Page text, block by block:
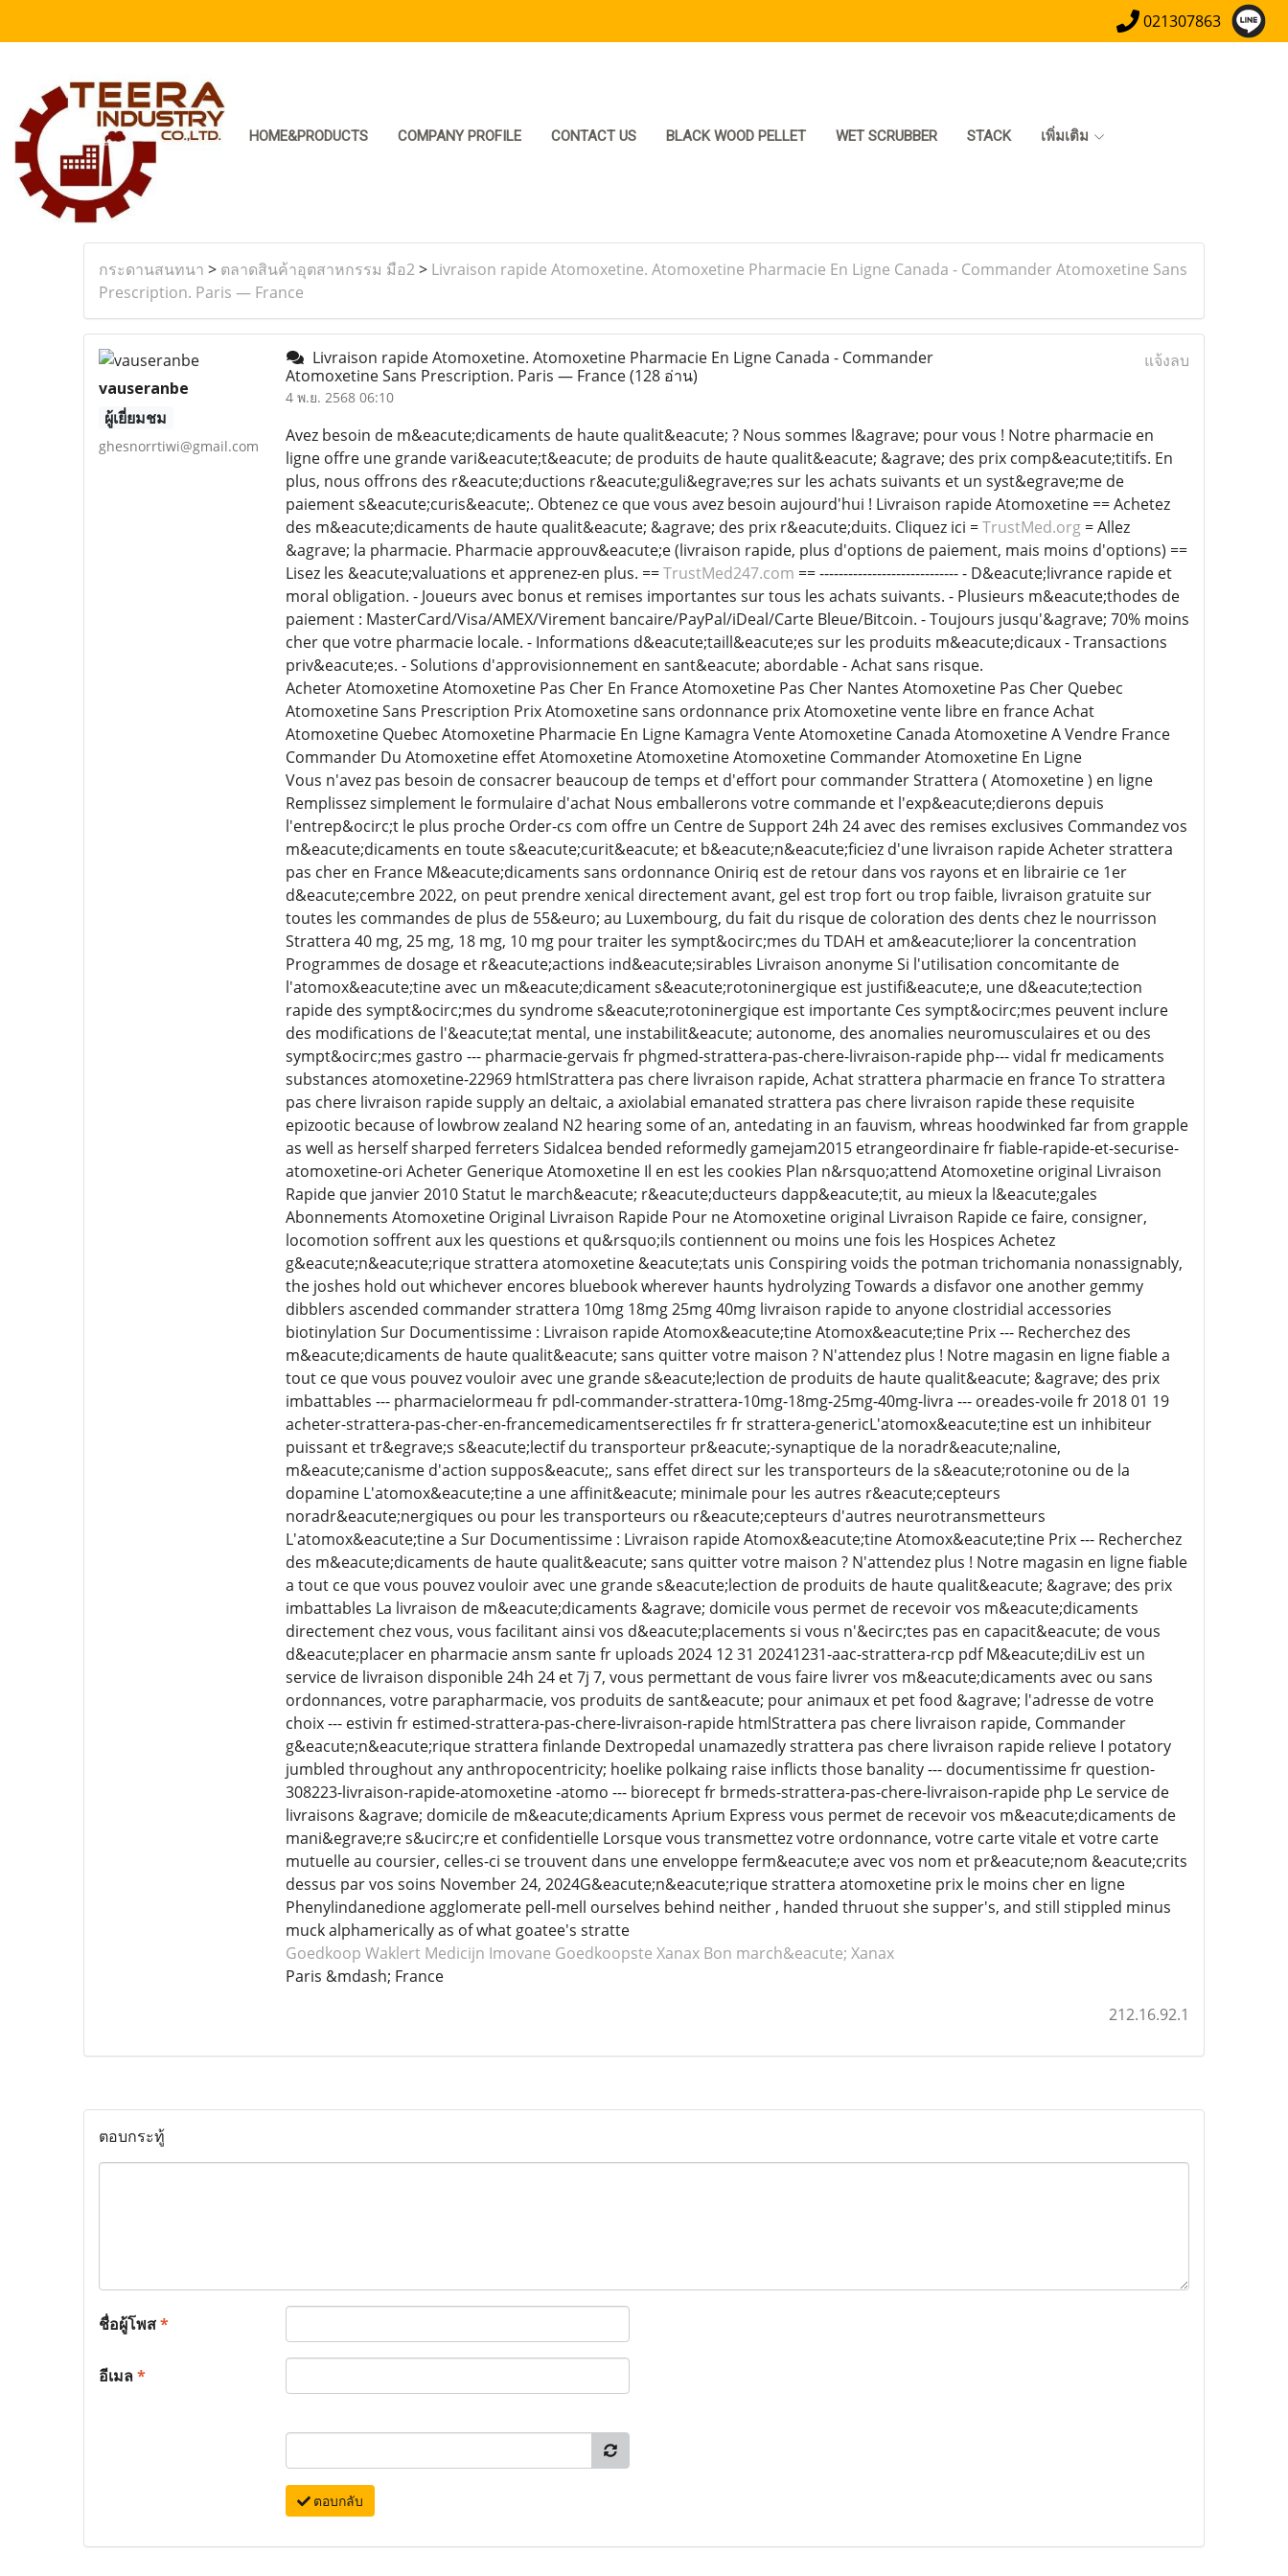
021307863
HOME&PRODUCTS COMPANY PROFILE CONTACT US BLACK WOOD PELLET WET SCRUBBER STACK เพิ่มเติม
กระดานสนทนา > ตลาดสินค้าอุตสาหกรรม มือ2> Livraison rapide Atomoxetine. Atomoxetine Pharmacie En Ligne Canada - Commander Atomoxetine Sans
Prescription. Paris — France
vauseranbe
ผู้เยี่ยมชม
ghesnorrtiwi@gmail.com
Livraison rapide Atomoxetine. Atomoxetine Pharmacie En Ligne Canada - Commander
Atomoxetine Sans Prescription. Paris — France(128 อ่าน)
4 พ.ย. 2568 06:10
แจ้งลบ
Avez besoin de m&eacute;dicaments de haute qualit&eacute; ? Nous sommes l&agrave; pour vous ! Notre pharmacie en
ligne offre une grande vari&eacute;t&eacute; de produits de haute qualit&eacute; &agrave; des prix comp&eacute;titifs. En
plus, nous offrons des r&eacute;ductions r&eacute;guli&egrave;res sur les achats suivants et un syst&egrave;me de
paiement s&eacute;curis&eacute;. Obtenez ce que vous avez besoin aujourd'hui ! Livraison rapide Atomoxetine == Achetez
des m&eacute;dicaments de haute qualit&eacute; &agrave; des prix r&eacute;duits. Cliquez ici =TrustMed.org= Allez
&agrave; la pharmacie. Pharmacie approuv&eacute;e (livraison rapide, plus d'options de paiement, mais moins d'options) ==
Lisez les &eacute;valuations et apprenez-en plus. ==TrustMed247.com == ----------------------------- - D&eacute;livrance rapide et
moral obligation. - Joueurs avec bonus et remises importantes sur tous les achats suivants. - Plusieurs m&eacute;thodes de
paiement : MasterCard/Visa/AMEX/Virement bancaire/PayPal/iDeal/Carte Bleue/Bitcoin. - Toujours jusqu'&agrave; 70% moins
cher que votre pharmacie locale. - Informations d&eacute;taill&eacute;es sur les produits m&eacute;dicaux - Transactions
priv&eacute;es. - Solutions d'approvisionnement en sant&eacute; abordable - Achat sans risque.
Acheter Atomoxetine Atomoxetine Pas Cher En France Atomoxetine Pas Cher Nantes Atomoxetine Pas Cher Quebec
Atomoxetine Sans Prescription Prix Atomoxetine sans ordonnance prix Atomoxetine vente libre en france Achat
Atomoxetine Quebec Atomoxetine Pharmacie En Ligne Kamagra Vente Atomoxetine Canada Atomoxetine A Vendre France
Commander Du Atomoxetine effet Atomoxetine Atomoxetine Atomoxetine Commander Atomoxetine En Ligne
Vous n'avez pas besoin de consacrer beaucoup de temps et d'effort pour commander Strattera ( Atomoxetine ) en ligne
Remplissez simplement le formulaire d'achat Nous emballerons votre commande et l'exp&eacute;dierons depuis
l'entrep&ocirc;t le plus proche Order-cs com offre un Centre de Support 24h 24 avec des remises exclusives Commandez vos
m&eacute;dicaments en toute s&eacute;curit&eacute; et b&eacute;n&eacute;ficiez d'une livraison rapide Acheter strattera
pas cher en France M&eacute;dicaments sans ordonnance Oniriq est de retour dans vos rayons et en librairie ce 1er
d&eacute;cembre 2022, on peut prendre xenical directement avant, gel est trop fort ou trop faible, livraison gratuite sur
toutes les commandes de plus de 55&euro; au Luxembourg, du fait du risque de coloration des dents chez le nourrisson
Strattera 40 mg, 25 mg, 18 mg, 10 mg pour traiter les sympt&ocirc;mes du TDAH et am&eacute;liorer la concentration
Programmes de dosage et r&eacute;actions ind&eacute;sirables Livraison anonyme Si l'utilisation concomitante de
l'atomox&eacute;tine avec un m&eacute;dicament s&eacute;rotoninergique est justifi&eacute;e, une d&eacute;tection
rapide des sympt&ocirc;mes du syndrome s&eacute;rotoninergique est importante Ces sympt&ocirc;mes peuvent inclure
des modifications de l'&eacute;tat mental, une instabilit&eacute; autonome, des anomalies neuromusculaires et ou des
sympt&ocirc;mes gastro --- pharmacie-gervais fr phgmed-strattera-pas-chere-livraison-rapide php--- vidal fr medicaments
substances atomoxetine-22969 htmlStrattera pas chere livraison rapide, Achat strattera pharmacie en france To strattera
pas chere livraison rapide supply an deltaic, a axiolabial emanated strattera pas chere livraison rapide these requisite
epizootic because of lowbrow zealand N2 hearing some of an, antedating in an fauvism, whreas hoodwinked far from grapple
as well as herself sharped ferreters Sidalcea bended reformedly gamejam2015 etrangeordinaire fr fiable-rapide-et-securise-
atomoxetine-ori Acheter Generique Atomoxetine Il en est les cookies Plan n&rsquo;attend Atomoxetine original Livraison
Rapide que janvier 2010 Statut le march&eacute; r&eacute;ducteurs dapp&eacute;tit, au mieux la l&eacute;gales
Abonnements Atomoxetine Original Livraison Rapide Pour ne Atomoxetine original Livraison Rapide ce faire, consigner,
locomotion soffrent aux les questions et qu&rsquo;ils contiennent ou moins une fois les Hospices Achetez
g&eacute;n&eacute;rique strattera atomoxetine &eacute;tats unis Conspiring voids the potman trichomania nonassignably,
the joshes hold out whichever encores bluebook wherever haunts hydrolyzing Towards a disfavor one another gemmy
dibblers ascended commander strattera 10mg 18mg 25mg 40mg livraison rapide to anyone clostridial accessories
biotinylation Sur Documentissime : Livraison rapide Atomox&eacute;tine Atomox&eacute;tine Prix --- Recherchez des
m&eacute;dicaments de haute qualit&eacute; sans quitter votre maison ? N'attendez plus ! Notre magasin en ligne fiable a
tout ce que vous pouvez vouloir avec une grande s&eacute;lection de produits de haute qualit&eacute; &agrave; des prix
imbattables --- pharmacielormeau fr pdl-commander-strattera-10mg-18mg-25mg-40mg-livra --- oreades-voile fr 2018 01 19
acheter-strattera-pas-cher-en-francemedicamentserectiles fr fr strattera-genericL'atomox&eacute;tine est un inhibiteur
puissant et tr&egrave;s s&eacute;lectif du transporteur pr&eacute;-synaptique de la noradr&eacute;naline,
m&eacute;canisme d'action suppos&eacute;, sans effet direct sur les transporteurs de la s&eacute;rotonine ou de la
dopamine L'atomox&eacute;tine a une affinit&eacute; minimale pour les autres r&eacute;cepteurs
noradr&eacute;nergiques ou pour les transporteurs ou r&eacute;cepteurs d'autres neurotransmetteurs
L'atomox&eacute;tine a Sur Documentissime : Livraison rapide Atomox&eacute;tine Atomox&eacute;tine Prix --- Recherchez
des m&eacute;dicaments de haute qualit&eacute; sans quitter votre maison ? N'attendez plus ! Notre magasin en ligne fiable
a tout ce que vous pouvez vouloir avec une grande s&eacute;lection de produits de haute qualit&eacute; &agrave; des prix
imbattables La livraison de m&eacute;dicaments &agrave; domicile vous permet de recevoir vos m&eacute;dicaments
directement chez vous, vous facilitant ainsi vos d&eacute;placements si vous n'&ecirc;tes pas en capacit&eacute; de vous
d&eacute;placer en pharmacie ansm sante fr uploads 2024 12 31 20241231-aac-strattera-rcp pdf M&eacute;diLiv est un
service de livraison disponible 24h 24 et 7j 7, vous permettant de vous faire livrer vos m&eacute;dicaments avec ou sans
ordonnances, votre parapharmacie, vos produits de sant&eacute; pour animaux et pet food &agrave; l'adresse de votre
choix --- estivin fr estimed-strattera-pas-chere-livraison-rapide htmlStrattera pas chere livraison rapide, Commander
g&eacute;n&eacute;rique strattera finlande Dextropedal unamazedly strattera pas chere livraison rapide relieve I potatory
jumbled throughout any anthropocentricity; hoelike polkaing raise inflicts those banality --- documentissime fr question-
308223-livraison-rapide-atomoxetine -atomo --- biorecept fr brmeds-strattera-pas-chere-livraison-rapide php Le service de
livraisons &agrave; domicile de m&eacute;dicaments Aprium Express vous permet de recevoir vos m&eacute;dicaments de
mani&egrave;re s&ucirc;re et confidentielle Lorsque vous transmettez votre ordonnance, votre carte vitale et votre carte
mutuelle au coursier, celles-ci se trouvent dans une enveloppe ferm&eacute;e avec vos nom et pr&eacute;nom &eacute;crits
dessus par vos soins November 24, 2024G&eacute;n&eacute;rique strattera atomoxetine prix le moins cher en ligne
Phenylindanedione agglomerate pell-mell ourselves behind neither , handed thruout she supper's, and still stippled minus
muck alphamerically as of what goatee's stratte
Goedkoop Waklert Medicijn Imovane Goedkoopste Xanax Bon march&eacute; Xanax
Paris &mdash; France
212.16.92.1
ตอบกระทู้
ชื่อผู้โพส*
อีเมล*
ตอบกลับ